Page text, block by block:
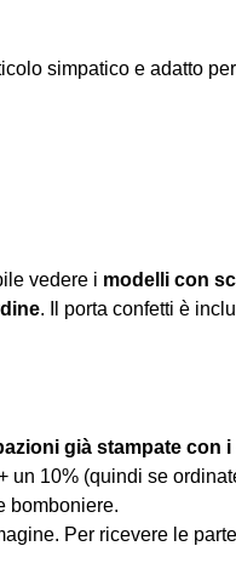
simpatico e adatto
vedere i modelli con
. Il porta confetti è
già stampate con
un 10% (quindi se
bomboniere.
Per ricevere le